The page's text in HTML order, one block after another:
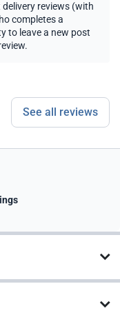
reviews (with
completes a
to leave a new post
See all reviews